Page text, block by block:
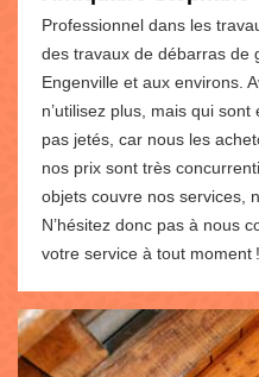
Professionnel dans les
des travaux de débarras de
Engenville et aux environs.
n’utilisez plus, mais qui
pas jetés, car nous les
nos prix sont très
objets couvre nos services,
N’hésitez donc pas à nous
votre service à tout moment !